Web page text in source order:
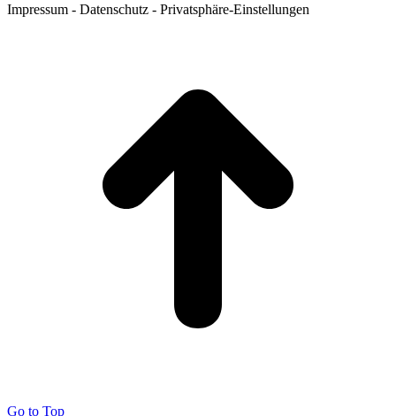
Impressum - Datenschutz - Privatsphäre-Einstellungen
Go to Top